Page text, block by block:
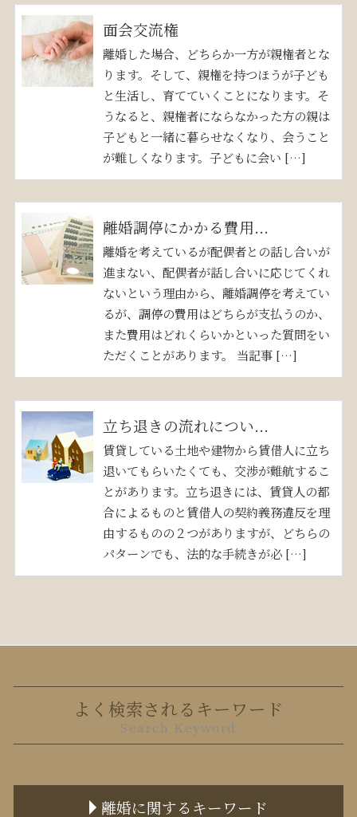
面会交流権
離婚した場合、どちらか一方が親権者とな
ります。そして、親権を持つほうが子ども
と生活し、育てていくことになります。そ
うなると、親権者にならなかった方の親は
子どもと一緒に暮らせなくなり、会うこと
が難しくなります。子どもに会い […]
離婚調停にかかる費用...
離婚を考えているが配偶者との話し合いが
進まない、配偶者が話し合いに応じてくれ
ないという理由から、離婚調停を考えてい
るが、調停の費用はどちらが支払うのか、
また費用はどれくらいかといった質問をい
ただくことがあります。 当記事 […]
立ち退きの流れについ...
賃貸している土地や建物から賃借人に立ち
退いてもらいたくても、交渉が難航するこ
とがあります。立ち退きには、賃貸人の都
合によるものと賃借人の契約義務違反を理
由するものの２つがありますが、どちらの
パターンでも、法的な手続きが必 […]
よく検索されるキーワード
Search Keyword
離婚に関するキーワード